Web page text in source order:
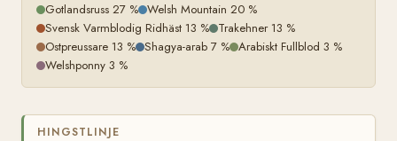
Gotlandsruss 27 % Welsh Mountain 20 %
Svensk Varmblodig Ridhäst 13 % Trakehner 13 %
Ostpreussare 13 % Shagya-arab 7 % Arabiskt Fullblod 3 %
Welshponny 3 %
HINGSTLINJE